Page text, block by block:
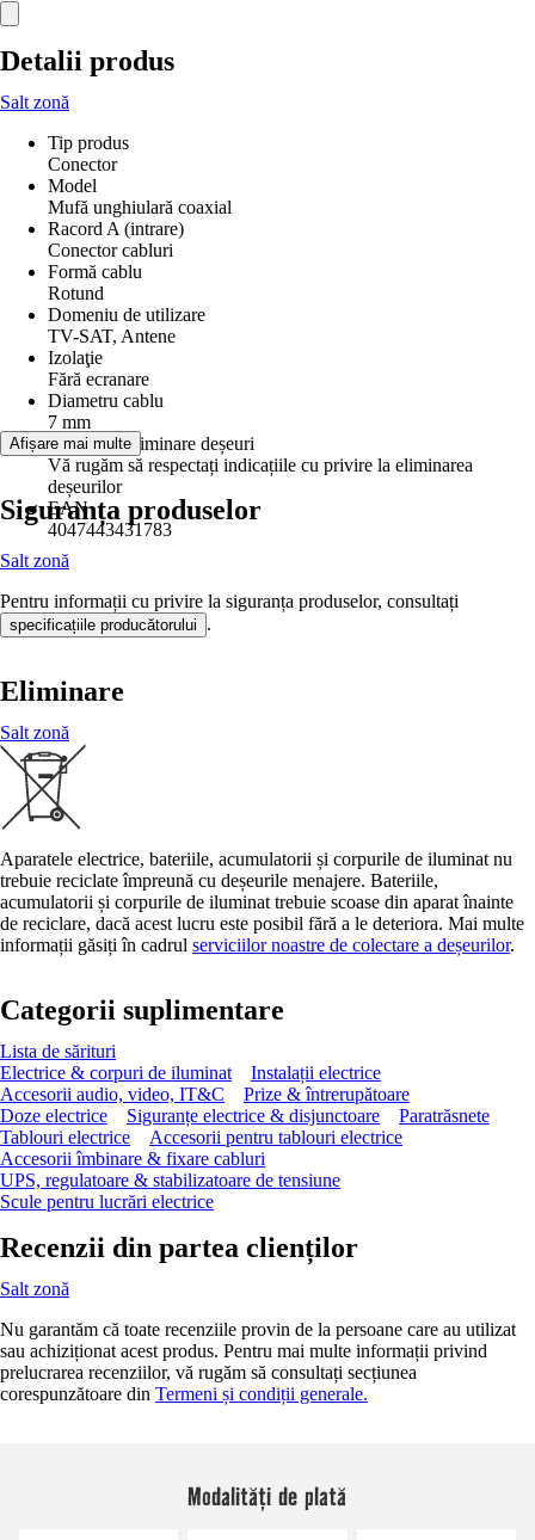
Detalii produs
Salt zonă
Tip produs
Conector
Model
Mufă unghiulară coaxial
Racord A (intrare)
Conector cabluri
Formă cablu
Rotund
Domeniu de utilizare
TV-SAT, Antene
Izolaţie
Fără ecranare
Diametru cablu
7 mm
Informații eliminare deșeuri
Vă rugăm să respectați indicațiile cu privire la eliminarea
deșeurilor
EAN
4047443431783
Afișare mai multe
Siguranța produselor
Salt zonă
Pentru informații cu privire la siguranța produselor, consultați
specificațiile producătorului .
Eliminare
Salt zonă
Aparatele electrice, bateriile, acumulatorii și corpurile de iluminat nu
trebuie reciclate împreună cu deșeurile menajere. Bateriile,
acumulatorii și corpurile de iluminat trebuie scoase din aparat înainte
de reciclare, dacă acest lucru este posibil fără a le deteriora. Mai multe
informații găsiți în cadrul serviciilor noastre de colectare a deșeurilor.
Categorii suplimentare
Lista de sărituri
Electrice & corpuri de iluminat
Instalații electrice
Accesorii audio, video, IT&C
Prize & întrerupătoare
Doze electrice
Siguranțe electrice & disjunctoare
Paratrăsnete
Tablouri electrice
Accesorii pentru tablouri electrice
Accesorii îmbinare & fixare cabluri
UPS, regulatoare & stabilizatoare de tensiune
Scule pentru lucrări electrice
Recenzii din partea clienților
Salt zonă
Nu garantăm că toate recenziile provin de la persoane care au utilizat
sau achiziționat acest produs. Pentru mai multe informații privind
prelucrarea recenziilor, vă rugăm să consultați secțiunea
corespunzătoare din Termeni și condiții generale.
Modalități de plată